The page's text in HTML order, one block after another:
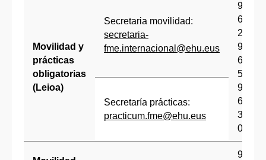
Movilidad y
prácticas
obligatorias
(Leioa)
Secretaria movilidad:
secretaria-
fme.internacional@ehu.eus
94
601
2811
94
601
5634
94
601
32
01
Secretaría prácticas:
practicum.fme@ehu.eus
94